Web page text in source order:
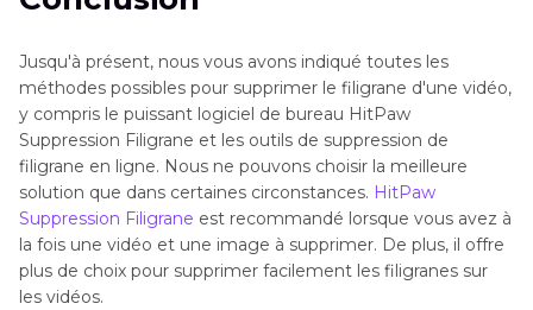
Jusqu'à présent, nous vous avons indiqué toutes les
méthodes possibles pour supprimer le filigrane d'une vidéo,
y compris le puissant logiciel de bureau HitPaw
Suppression Filigrane et les outils de suppression de
filigrane en ligne. Nous ne pouvons choisir la meilleure
solution que dans certaines circonstances. HitPaw
Suppression Filigrane est recommandé lorsque vous avez à
la fois une vidéo et une image à supprimer. De plus, il offre
plus de choix pour supprimer facilement les filigranes sur
les vidéos.